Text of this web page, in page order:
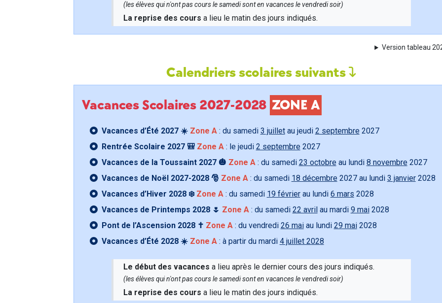
(les élèves qui n'ont pas cours le samedi sont en vacances le vendredi soir)
La reprise des cours a lieu le matin des jours indiqués.
Version tableau
Calendriers scolaires suivants
Vacances Scolaires 2027-2028 ZONE A
Vacances d’Été 2027 ☀️ Zone A: du samedi 3 juilletau jeudi 2 septembre 2027
Rentrée Scolaire 2027 🎒 Zone A: le jeudi 2 septembre 2027
Vacances de la Toussaint 2027 🎃 Zone A: du samedi 23 octobre au lundi 8 novembre 2027
Vacances de Noël 2027-2028 🎅 Zone A: du samedi 18 décembre 2027 au lundi 3 janvier2028
Vacances d’Hiver 2028 ❄️ Zone A: du samedi 19 févrierau lundi 6 mars 2028
Vacances de Printemps 2028 🌷 Zone A: du samedi 22 avril au mardi 9 mai2028
Pont de l’Ascension 2028 ✝️ Zone A: du vendredi 26 maiau lundi 29 mai2028
Vacances d’Été 2028 ☀️ Zone A: à partir du mardi 4 juillet 2028
Le début des vacances a lieu après le dernier cours des jours indiqués.
(les élèves qui n'ont pas cours le samedi sont en vacances le vendredi soir)
La reprise des cours a lieu le matin des jours indiqués.